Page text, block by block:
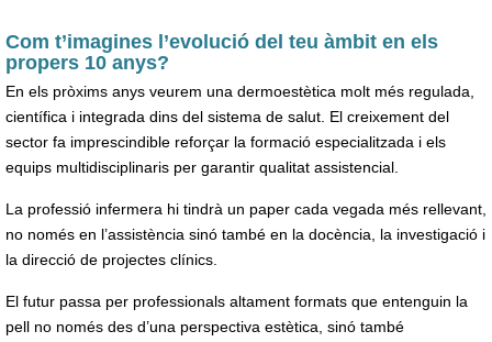
Com t’imagines l’evolució del teu àmbit en els
propers 10 anys?
En els pròxims anys veurem una dermoestètica molt més regulada,
científica i integrada dins del sistema de salut. El creixement del
sector fa imprescindible reforçar la formació especialitzada i els
equips multidisciplinaris per garantir qualitat assistencial.
La professió infermera hi tindrà un paper cada vegada més rellevant,
no només en l’assistència sinó també en la docència, la investigació i
la direcció de projectes clínics.
El futur passa per professionals altament formats que entenguin la
pell no només des d’una perspectiva estètica, sinó també